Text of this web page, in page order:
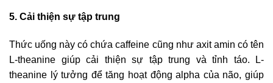
5. Cải thiện sự tập trung
Thức uống này có chứa caffeine cũng như axit amin có tên
L-theanine giúp cải thiện sự tập trung và tỉnh táo. L-
theanine lý tưởng để tăng hoạt động alpha của não, giúp